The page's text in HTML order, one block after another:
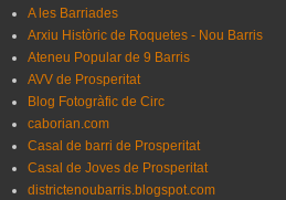
A les Barriades
Arxiu Històric de Roquetes - Nou Barris
Ateneu Popular de 9 Barris
AVV de Prosperitat
Blog Fotogràfic de Circ
caborian.com
Casal de barri de Prosperitat
Casal de Joves de Prosperitat
districtenoubarris.blogspot.com